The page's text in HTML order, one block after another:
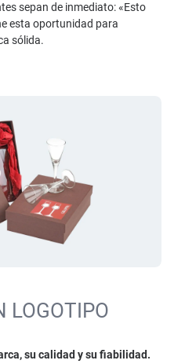
sepan de inmediato: «Esto
esta oportunidad para
sólida.
LOGOTIPO
su calidad y su fiabilidad.